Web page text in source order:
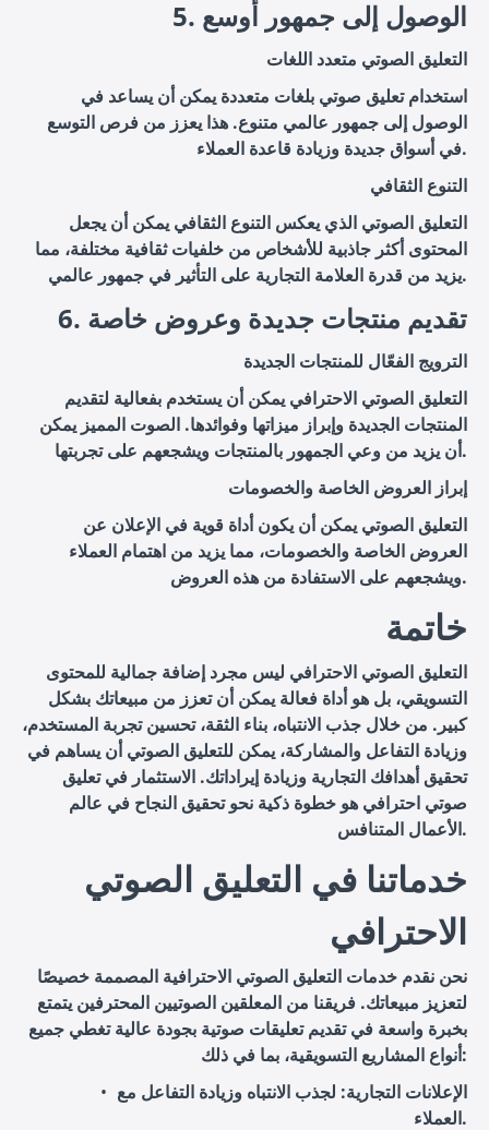
5. الوصول إلى جمهور أوسع
التعليق الصوتي متعدد اللغات
استخدام تعليق صوتي بلغات متعددة يمكن أن يساعد في
الوصول إلى جمهور عالمي متنوع. هذا يعزز من فرص التوسع
في أسواق جديدة وزيادة قاعدة العملاء.
التنوع الثقافي
التعليق الصوتي الذي يعكس التنوع الثقافي يمكن أن يجعل
المحتوى أكثر جاذبية للأشخاص من خلفيات ثقافية مختلفة، مما
يزيد من قدرة العلامة التجارية على التأثير في جمهور عالمي.
6. تقديم منتجات جديدة وعروض خاصة
الترويج الفعّال للمنتجات الجديدة
التعليق الصوتي الاحترافي يمكن أن يستخدم بفعالية لتقديم
المنتجات الجديدة وإبراز ميزاتها وفوائدها. الصوت المميز يمكن
أن يزيد من وعي الجمهور بالمنتجات ويشجعهم على تجربتها.
إبراز العروض الخاصة والخصومات
التعليق الصوتي يمكن أن يكون أداة قوية في الإعلان عن
العروض الخاصة والخصومات، مما يزيد من اهتمام العملاء
ويشجعهم على الاستفادة من هذه العروض.
خاتمة
التعليق الصوتي الاحترافي ليس مجرد إضافة جمالية للمحتوى
التسويقي، بل هو أداة فعالة يمكن أن تعزز من مبيعاتك بشكل
كبير. من خلال جذب الانتباه، بناء الثقة، تحسين تجربة المستخدم،
وزيادة التفاعل والمشاركة، يمكن للتعليق الصوتي أن يساهم في
تحقيق أهدافك التجارية وزيادة إيراداتك. الاستثمار في تعليق
صوتي احترافي هو خطوة ذكية نحو تحقيق النجاح في عالم
الأعمال المتنافس.
خدماتنا في التعليق الصوتي
الاحترافي
نحن نقدم خدمات التعليق الصوتي الاحترافية المصممة خصيصًا
لتعزيز مبيعاتك. فريقنا من المعلقين الصوتيين المحترفين يتمتع
بخبرة واسعة في تقديم تعليقات صوتية بجودة عالية تغطي جميع
أنواع المشاريع التسويقية، بما في ذلك:
الإعلانات التجارية: لجذب الانتباه وزيادة التفاعل مع
العملاء.